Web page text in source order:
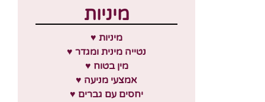
מיניות
♥ מיניות
♥ נטייה מינית ומגדר
♥ מין בטוח
♥ אמצעי מניעה
♥ יחסים עם גברים